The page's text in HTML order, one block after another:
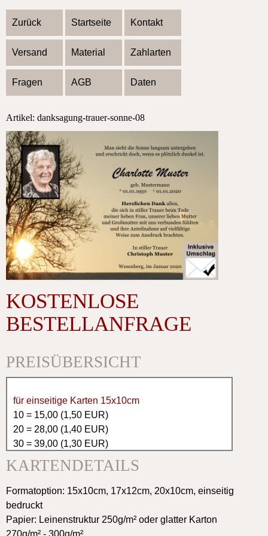
Zurück Startseite Kontakt
Versand Material Zahlarten
Fragen AGB Daten
Artikel: danksagung-trauer-sonne-08
KOSTENLOSE
BESTELLANFRAGE
PREISÜBERSICHT
für einseitige Karten 15x10cm
10 = 15,00 (1,50 EUR)
20 = 28,00 (1,40 EUR)
30 = 39,00 (1,30 EUR)
40 = 48,00 (1,20 EUR)
50 = 50,00 (1,00 EUR)
60 = 60,00 (1,00 EUR)
70 = 70,00 (1,00 EUR)
80 = 76,00 (0,95 EUR)
90 = 81,00 (0,90 EUR)
KARTENDETAILS
Formatoption: 15x10cm, 17x12cm, 20x10cm, einseitig
bedruckt
Papier: Leinenstruktur 250g/m² oder glatter Karton
270g/m² - 300g/m²